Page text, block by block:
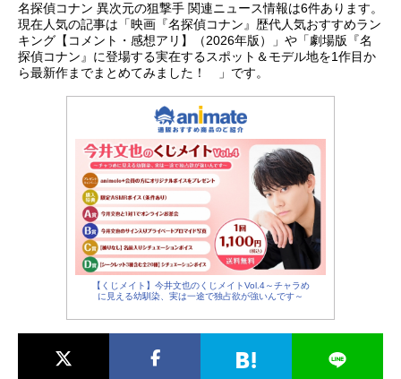
名探偵コナン 異次元の狙撃手 関連ニュース情報は6件あります。
現在人気の記事は「映画『名探偵コナン』歴代人気おすすめラン
キング【コメント・感想アリ】（2026年版）」や「劇場版『名
探偵コナン』に登場する実在するスポット＆モデル地を1作目か
ら最新作までまとめてみました！ 」です。
【くじメイト】今井文也のくじメイトVol.4～チャラめ
に見える幼馴染、実は一途で独占欲が強いんです～